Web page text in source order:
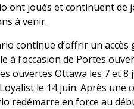
ont joués et continuent de
à venir.
continue d’offrir un
à l’occasion de Portes
ouvertes Ottawa les 7 et
le 14 juin. Après une
redémarre en force au